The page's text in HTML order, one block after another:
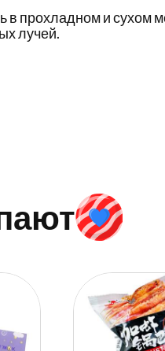
в прохладном и сухом
лучей.